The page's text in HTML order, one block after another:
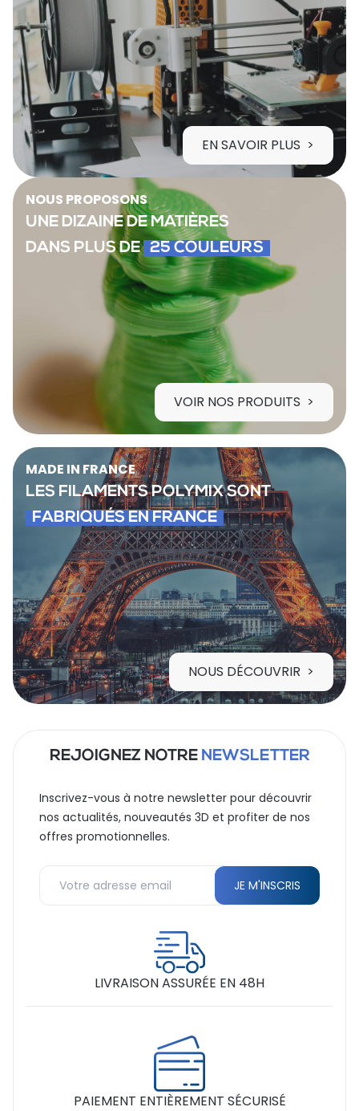
EN SAVOIR PLUS
NOUS PROPOSONS
UNE DIZAINE DE MATIÈRES
DANS PLUS DE 25 COULEURS
VOIR NOS PRODUITS
MADE IN FRANCE
LES FILAMENTS POLYMIX SONT
FABRIQUÉS EN FRANCE
NOUS DÉCOUVRIR
REJOIGNEZ NOTRE NEWSLETTER
Inscrivez-vous à notre newsletter pour découvrir
nos actualités, nouveautés 3D et profiter de nos
offres promotionnelles.
LIVRAISON ASSURÉE EN 48H
PAIEMENT ENTIÈREMENT SÉCURISÉ